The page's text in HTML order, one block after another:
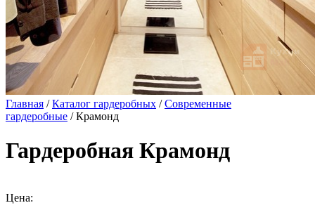
Главная /Каталог гардеробных /Современные
гардеробные / Крамонд
Гардеробная Крамонд
Цена: